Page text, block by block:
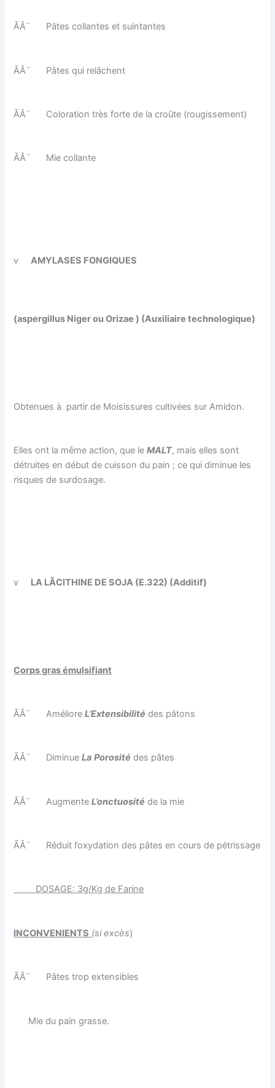
ÃÂ¨ Pâtes collantes et suintantes
ÃÂ¨ Pâtes qui relâchent
ÃÂ¨ Coloration très forte de la croûte (rougissement)
ÃÂ¨ Mie collante
v AMYLASES FONGIQUES
(aspergillus Niger ou Orizae ) (Auxiliaire technologique)
Obtenues à partir de Moisissures cultivées sur Amidon.
Elles ont la même action, que leMALT, mais elles sont
détruites en début de cuisson du pain ; ce qui diminue les
risques de surdosage.
v LA LÃCITHINE DE SOJA (E.322) (Additif)
Corps gras émulsifiant
ÃÂ¨ AmélioreL’Extensibilité des pâtons
ÃÂ¨ Diminue La Porosité des pâtes
ÃÂ¨ AugmenteL’onctuosité de la mie
ÃÂ¨ Réduit l’oxydation des pâtes en cours de pétrissage
DOSAGE: 3g/Kg de Farine
INCONVENIENTS (si excès)
ÃÂ¨ Pâtes trop extensibles
Mie du pain grasse.